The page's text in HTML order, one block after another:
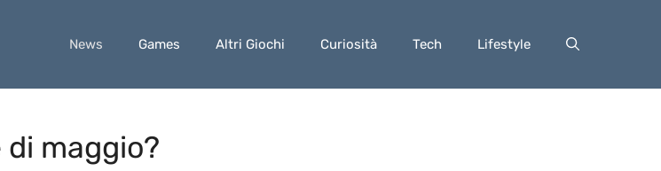
News Games Altri Giochi Curiosità Tech Lifestyle
di maggio?